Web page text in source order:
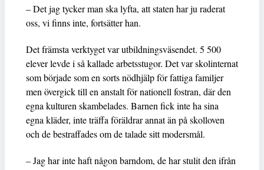
– Det jag tycker man ska lyfta, att staten har ju raderat
oss, vi finns inte, fortsätter han.
Det främsta verktyget var utbildningsväsendet. 5 500
elever levde i så kallade arbetsstugor. Det var skolinternat
som började som en sorts nödhjälp för fattiga familjer
men övergick till en anstalt för nationell fostran, där den
egna kulturen skambelades. Barnen fick inte ha sina
egna kläder, inte träffa föräldrar annat än på skolloven
och de bestraffades om de talade sitt modersmål.
– Jag har inte haft någon barndom, de har stulit den ifrån